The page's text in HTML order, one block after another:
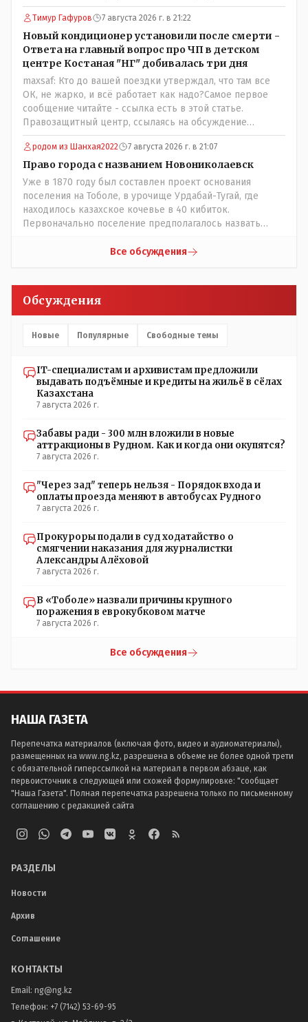
Хоть и переименованные)
Тимур Гафуров 7 августа 2026 г. в 21:22
Новый кондиционер установили после смерти -
Ответа на главный вопрос про ЧП в детском
центре Костаная "НГ" добивалась три дня
maxsaf: Кто до вашей поездки утверждал, что там все
ОК, не жарко, и всё работает как надо?Самое первое
сообщение читайте - ссылка есть в этой статье.
Правозащитный центр, ссылаясь на обсуждение
сотрудников интерната в рабочем чате, которые
прислали ему в виде аудиосообщений, пишет, что
воспитатели долго добивались установки
кондиционеров в помещениях, где есть дети, однако к
настоящему времени их установили только в
помещениях, предназначенных для административно-
управленческого персонала. И Также в каждой группе
установлены кондиционеры, питьевой и температурный
режимы, которые взяты на особый контроль, учитывая
погодные условия в это лето. Мы решили. что это -
родом из Шанхая2022 7 августа 2026 г. в 21:07
Право города с названием Новониколаевск
Уже в 1870 году был составлен проект основания
поселения на Тоболе, в урочище Урдабай-Тугай, где
находилось казахское кочевье в 40 кибиток.
Первоначально поселение предполагалось назвать
что комиссии ономастической надо ознакомиться с
Урдабай таким образом они убьют сразу двух зайцев
царского и коммуняцкого....и справедливость
Все обсуждения
Обсуждения
Новые Популярные Свободные темы
IT-специалистам и архивистам предложили
выдавать подъёмные и кредиты на жильё в сёлах
Казахстана
7 августа 2026 г.
Забавы ради - 300 млн вложили в новые
аттракционы в Рудном. Как и когда они окупятся?
7 августа 2026 г.
"Через зад" теперь нельзя - Порядок входа и
оплаты проезда меняют в автобусах Рудного
7 августа 2026 г.
Прокуроры подали в суд ходатайство о
смягчении наказания для журналистки
Александры Алёховой
7 августа 2026 г.
В «Тоболе» назвали причины крупного
поражения в еврокубковом матче
7 августа 2026 г.
Все обсуждения
НАША ГАЗЕТА
Перепечатка материалов (включая фото, видео и аудиоматериалы),
размещенных на www.ng.kz, разрешена в объеме не более одной трети
с обязательной гиперссылкой на материал в первом абзаце, как
первоисточник в следующей или схожей формулировке: "сообщает
"Наша Газета". Полная перепечатка разрешена только по письменному
соглашению с редакцией сайта
РАЗДЕЛЫ
Новости
Архив
Соглашение
КОНТАКТЫ
Email: ng@ng.kz
Телефон: +7 (7142) 53-69-95